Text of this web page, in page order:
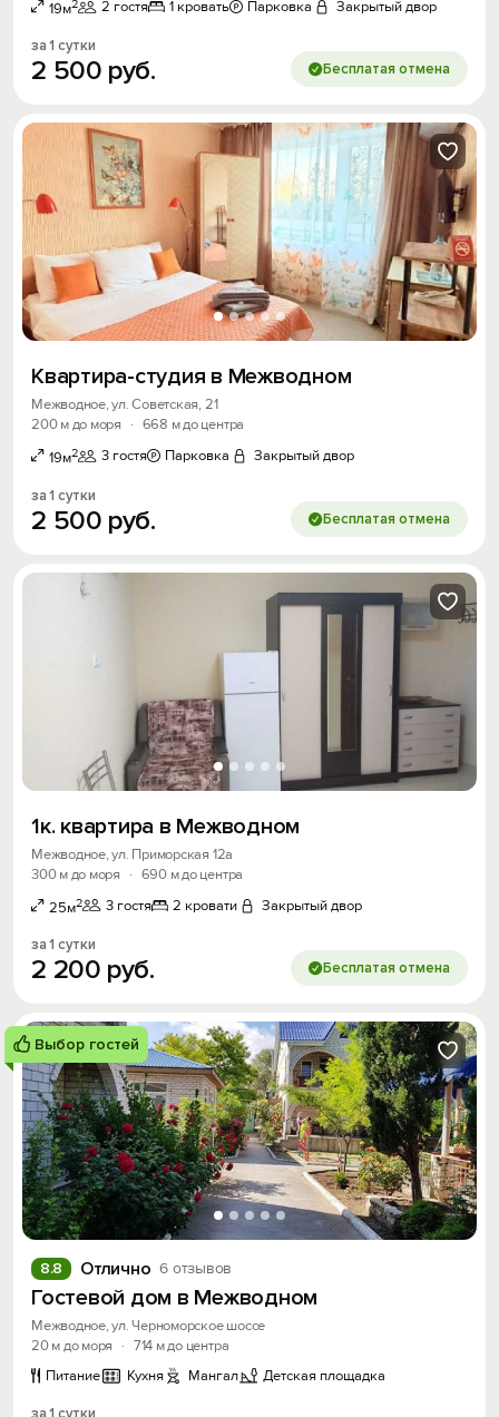
19м2 2 гостя 1 кровать Парковка Закрытый двор
за 1 сутки
2 500 руб. Бесплатая отмена
Квартира-студия в Межводном
Межводное, ул. Советская, 21
200 м до моря
· 668 м до центра
19м2 3 гостя Парковка Закрытый двор
за 1 сутки
2 500 руб. Бесплатая отмена
1к. квартира в Межводном
Межводное, ул. Приморская 12а
300 м до моря
· 690 м до центра
25м2 3 гостя 2 кровати Закрытый двор
за 1 сутки
2 200 руб. Бесплатая отмена
Выбор гостей
Отлично 6 отзывов
8.8
Гостевой дом в Межводном
Межводное, ул. Черноморское шоссе
20 м до моря
· 714 м до центра
Питание
Кухня Мангал Детская площадка